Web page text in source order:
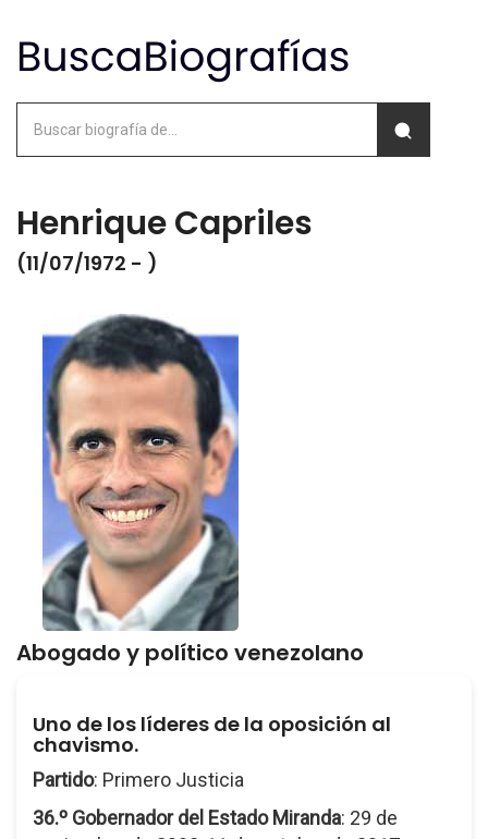
Henrique Capriles
(11/07/1972 - )
Abogado y político venezolano
Uno de los líderes de la oposición al
chavismo.
Partido: Primero Justicia
36.º Gobernador del Estado Miranda: 29 de